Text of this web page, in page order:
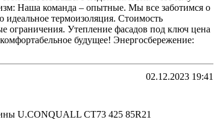
Наша команда – опытные. Мы все заботимся о
термоизоляция. Стоимость
Утепление фасадов под ключ цена
будущее! Энергосбережение:
02.12.2023 19:41
U.CONQUALL CT73 425 85R21